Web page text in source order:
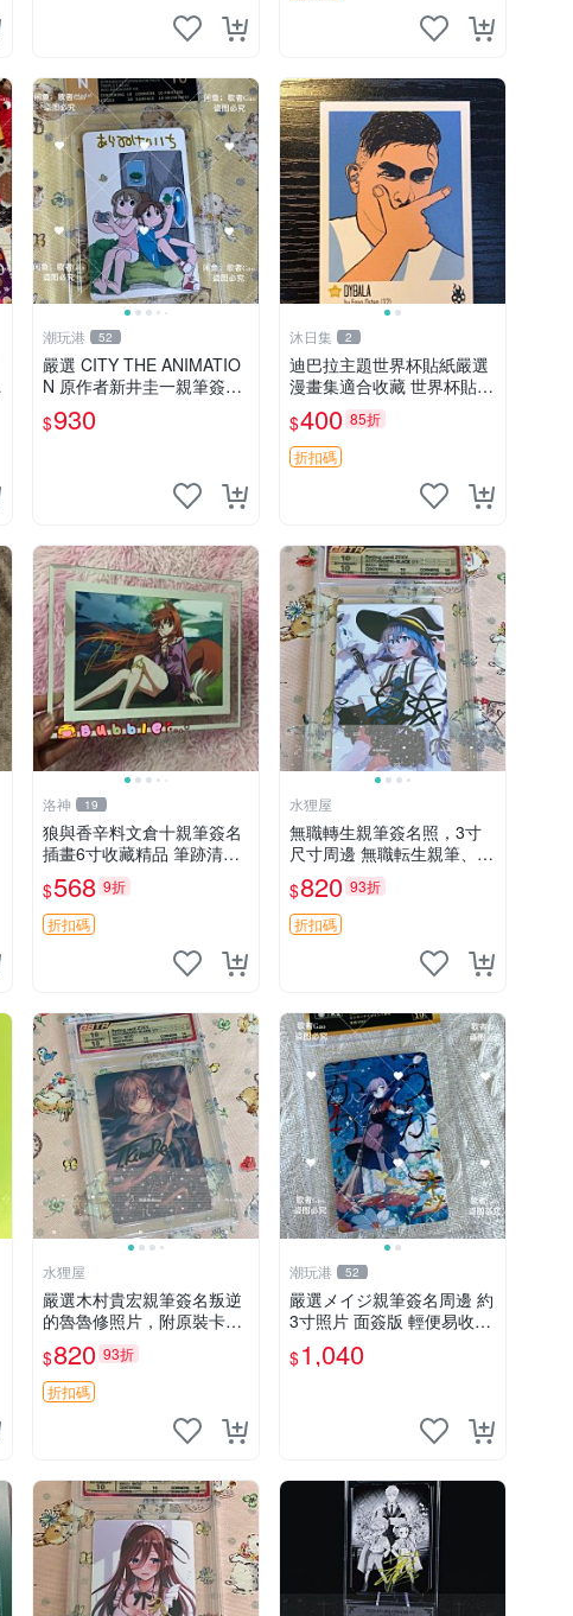
潮玩港 52
嚴選 CITY THE ANIMATIO
N 原作者新井圭一親筆簽名
照，附原裝卡磚珍藏。3寸
照片盡顯畫面細節。 City th
$930
沐日集 2
迪巴拉主題世界杯貼紙嚴選
漫畫集適合收藏 世界杯貼紙
迪巴拉 漫畫
$400 85折
折扣碼
洛神 19
狼與香辛料文倉十親筆簽名
插畫6寸收藏精品 筆跡清晰
可觸摸 .擦拭驗證限量珍藏
狼與香辛料 文倉十 揚州
$568 9折
折扣碼
水狸屋
無職轉生親筆簽名照，3寸
尺寸周邊 無職転生親筆、收
藏原版卡磚 包裝精良 無職
轉生、親筆簽名、3寸照片
$820 93折
折扣碼
水狸屋
嚴選木村貴宏親筆簽名叛逆
的魯魯修照片，附原裝卡
磚，尺寸3寸，收藏推薦。
叛逆的魯魯修 筆記本 周邊
照片
$820 93折
折扣碼
潮玩港 52
嚴選メイジ親筆簽名周邊 約
3寸照片 面簽版 輕便易收藏
周邊 簽名照 3寸相框
$1,040